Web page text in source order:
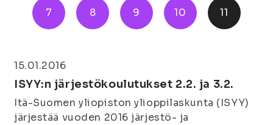
7 8 9 10 11
15.01.2016
ISYY:n järjestökoulutukset 2.2. ja 3.2.
Itä-Suomen yliopiston ylioppilaskunta (ISYY)
järjestää vuoden 2016 järjestö- ja